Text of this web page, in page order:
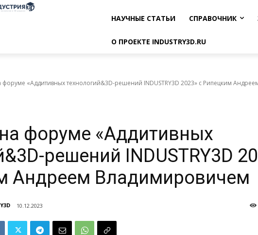
НАУЧНЫЕ СТАТЬИ СПРАВОЧНИК
О ПРОЕКТЕ INDUSTRY3D.RU
«Аддитивных технологий&3D-решений INDUSTRY3D 2023» с Рипецким
форуме «Аддитивных
решений INDUSTRY3D
Андреем Владимировичем
10.12.2023